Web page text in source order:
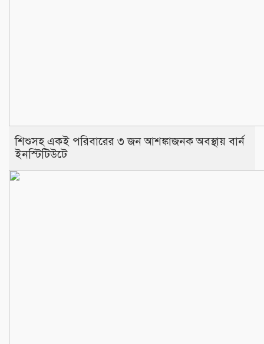
শিশুসহ একই পরিবারের ৩ জন আশঙ্কাজনক অবস্থায় বার্ন
ইনস্টিটিউটে